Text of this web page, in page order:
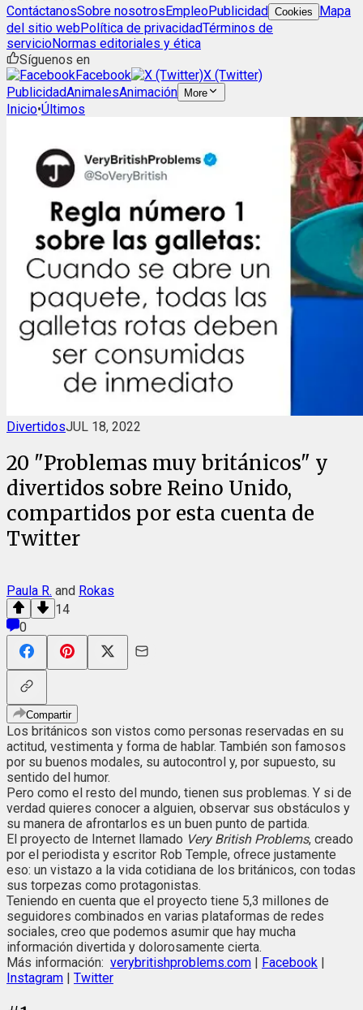
ContáctanosSobre nosotrosEmpleoPublicidad Cookies
Mapa
del sitio webPolítica de privacidadTérminos de
servicioNormas editoriales y ética
Síguenos en
Facebook
X (Twitter)
PublicidadAnimalesAnimación More
Inicio•Últimos
DivertidosJUL 18, 2022
20 "Problemas muy británicos" y
divertidos sobre Reino Unido,
compartidos por esta cuenta de
Twitter
Paula R. and Rokas
14
0
Compartir
Los británicos son vistos como personas reservadas en su
actitud, vestimenta y forma de hablar. También son famosos
por su buenos modales, su autocontrol y, por supuesto, su
sentido del humor.
Pero como el resto del mundo, tienen sus problemas. Y si de
verdad quieres conocer a alguien, observar sus obstáculos y
su manera de afrontarlos es un buen punto de partida.
El proyecto de Internet llamado Very British Problems, creado
por el periodista y escritor Rob Temple, ofrece justamente
eso: un vistazo a la vida cotidiana de los británicos, con todas
sus torpezas como protagonistas.
Teniendo en cuenta que el proyecto tiene 5,3 millones de
seguidores combinados en varias plataformas de redes
sociales, creo que podemos asumir que hay mucha
información divertida y dolorosamente cierta.
Más información: verybritishproblems.com | Facebook |
Instagram | Twitter